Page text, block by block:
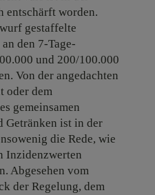
entschärft worden.
gestaffelte
den 7-Tage-
und 200/100.000
Von der angedachten
oder dem
gemeinsamen
Getränken ist in der
die Rede, wie
Inzidenzwerten
Abgesehen vom
der Regelung, dem